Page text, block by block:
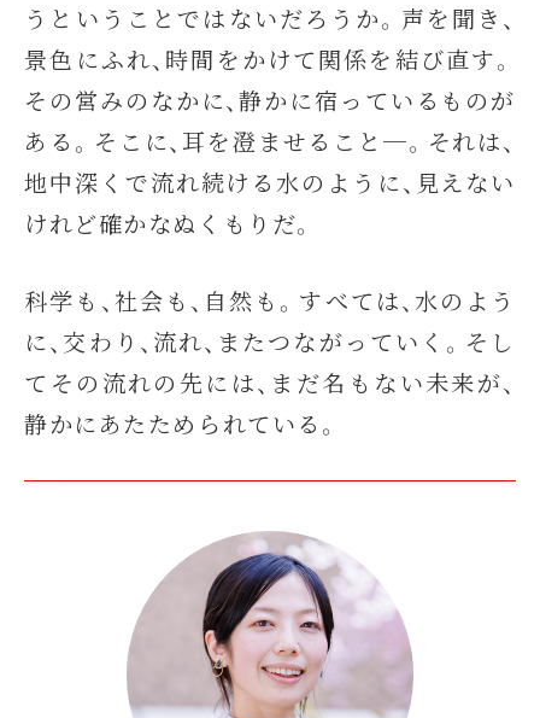
うということではないだろうか。声を聞き、
景色にふれ、時間をかけて関係を結び直す。
その営みのなかに、静かに宿っているものが
ある。そこに、耳を澄ませること─。それは、
地中深くで流れ続ける水のように、見えない
けれど確かなぬくもりだ。
科学も、社会も、自然も。すべては、水のよう
に、交わり、流れ、またつながっていく。そし
てその流れの先には、まだ名もない未来が、
静かにあたためられている。